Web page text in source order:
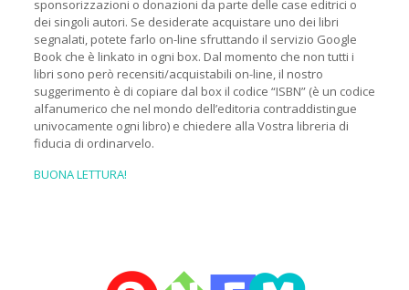
sponsorizzazioni o donazioni da parte delle case editrici o
dei singoli autori. Se desiderate acquistare uno dei libri
segnalati, potete farlo on-line sfruttando il servizio Google
Book che è linkato in ogni box. Dal momento che non tutti i
libri sono però recensiti/acquistabili on-line, il nostro
suggerimento è di copiare dal box il codice “ISBN” (è un codice
alfanumerico che nel mondo dell’editoria contraddistingue
univocamente ogni libro) e chiedere alla Vostra libreria di
fiducia di ordinarvelo.
BUONA LETTURA!